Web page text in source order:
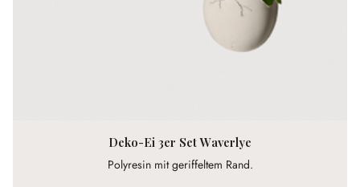
Deko-Ei 3er Set Waverlye
Polyresin mit geriffeltem Rand.